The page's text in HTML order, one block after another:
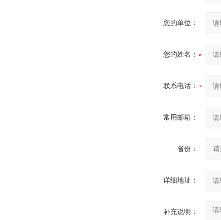
您的单位：
您的姓名：
联系电话：
常用邮箱：
省份：
详细地址：
补充说明：